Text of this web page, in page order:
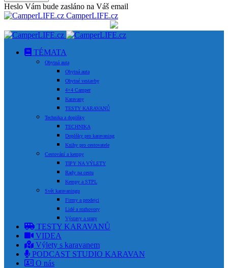
Heslo Vám bude zasláno na Váš email
CamperLIFE.cz
TÉMATA
Obytná auta
Obytná auta
Obytné vestavby
4×4 Camper
Karavany
TESTY KARAVANŮ
Technika a doplňky
TECHNIKA
Doplňky pro karavaning
Knihy pro cestovatele
Cestování a kempy
TIPY NA VÝLETY
Rady na cestu
Kempy a STPL
Svět karavaningu
Firmy a prodejci
Lidé a rozhovory
Výstavy a srazy
TESTY KARAVANŮ
VIDEA
Výlety s karavanem
PODCAST STUDIO KARAVAN
O nás